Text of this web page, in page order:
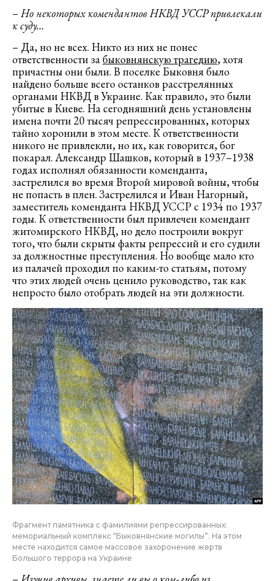
–Но некоторых комендантов НКВД УССР привлекали
к суду…
– Да, но не всех. Никто из них не понес
ответственности забыковнянскую трагедию, хотя
причастны они были. В поселке Быковня было
найдено больше всего останков расстрелянных
органами НКВД в Украине. Как правило, это были
убитые в Киеве. На сегодняшний день установлены
имена почти 20 тысяч репрессированных, которых
тайно хоронили в этом месте. К ответственности
никого не привлекли, но их, как говорится, бог
покарал. Александр Шашков, который в 1937–1938
годах исполнял обязанности коменданта,
застрелился во время Второй мировой войны, чтобы
не попасть в плен. Застрелился и Иван Нагорный,
заместитель коменданта НКВД УССР с 1934 по 1937
годы. К ответственности был привлечен комендант
житомирского НКВД, но дело построили вокруг
того, что были скрыты факты репрессий и его судили
за должностные преступления. Но вообще мало кто
из палачей проходил по каким-то статьям, потому
что этих людей очень ценило руководство, так как
непросто было отобрать людей на эти должности.
Фрагмент памятника с фамилиями репрессированных:
мемориальный комплекс “Быковнянские могилы”. На этом
месте находится самое массовое захоронение жертв
Большого террора на Украине